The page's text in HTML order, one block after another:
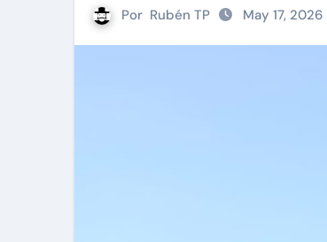
Por Rubén TP May 17, 2026